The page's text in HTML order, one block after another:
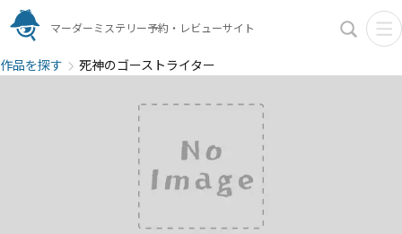
マーダーミステリー予約・レビューサイト
作品を探す 死神のゴーストライター